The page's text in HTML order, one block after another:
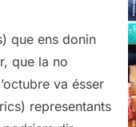
que ens donin
que la no
va ésser
representants